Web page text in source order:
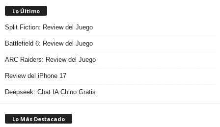
Lo Último
Split Fiction: Review del Juego
Battlefield 6: Review del Juego
ARC Raiders: Review del Juego
Review del iPhone 17
Deepseek: Chat IA Chino Gratis
Lo Más Destacado